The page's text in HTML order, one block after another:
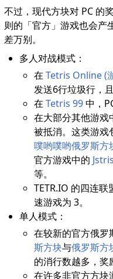
不过，现代方块对 PC 的
则的「官方」游戏也会产
差万别。
多人对战模式：
在Tetris Online (
发送6行垃圾行，
在Tetris 99中，
在大部分其他游戏
被抵消。这类游
噗哟噗哟俄罗斯方
官方游戏中的 Jstris
等。
TETR.IO 的四连
速游戏为 3。
单人模式：
在较新的官方俄
斯方块与俄罗斯方
的消行数越多，奖
在许多非官方方块